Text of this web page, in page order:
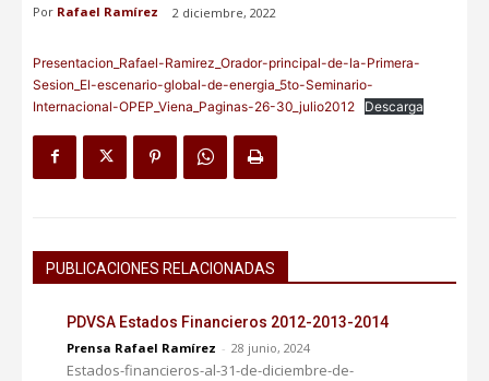
Por Rafael Ramírez 2 diciembre, 2022
Presentacion_Rafael-Ramirez_Orador-principal-de-la-Primera-
Sesion_El-escenario-global-de-energia_5to-Seminario-
Internacional-OPEP_Viena_Paginas-26-30_julio2012
Descarga
PUBLICACIONES RELACIONADAS
PDVSA Estados Financieros 2012-2013-2014
Prensa Rafael Ramírez - 28 junio, 2024
Estados-financieros-al-31-de-diciembre-de-